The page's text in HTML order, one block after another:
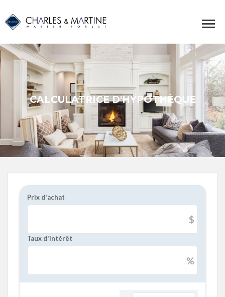
CALCULATRICE D'HYPOTHÈQUE
Prix d'achat
$
Taux d'intérêt
%